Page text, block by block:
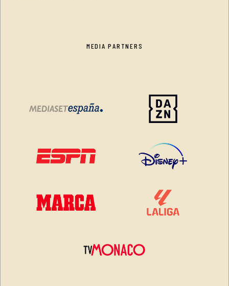
MEDIA PARTNERS